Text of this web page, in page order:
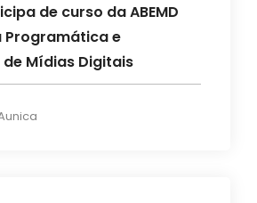
de curso da ABEMD
Programática e
Mídias Digitais